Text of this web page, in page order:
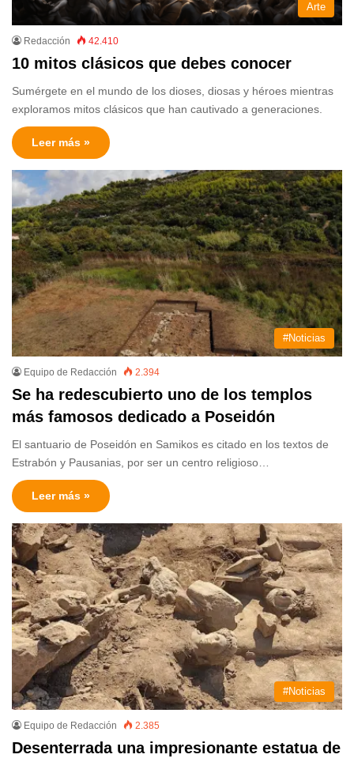
Arte
Redacción 42.410
10 mitos clásicos que debes conocer
Sumérgete en el mundo de los dioses, diosas y héroes mientras
exploramos mitos clásicos que han cautivado a generaciones.
Leer más »
#Noticias
Equipo de Redacción 2.394
Se ha redescubierto uno de los templos
más famosos dedicado a Poseidón
El santuario de Poseidón en Samikos es citado en los textos de
Estrabón y Pausanias, por ser un centro religioso…
Leer más »
#Noticias
Equipo de Redacción 2.385
Desenterrada una impresionante estatua de